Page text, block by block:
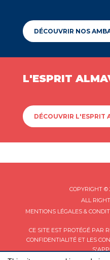
DÉCOUVRIR NOS
L'ESPRIT
DÉCOUVRIR L'ESPRIT
COPYRIGHT ©
ALL
MENTIONS LÉGALES &
CE SITE EST PROTÉGÉ PAR
CONFIDENTIALITÉET LES